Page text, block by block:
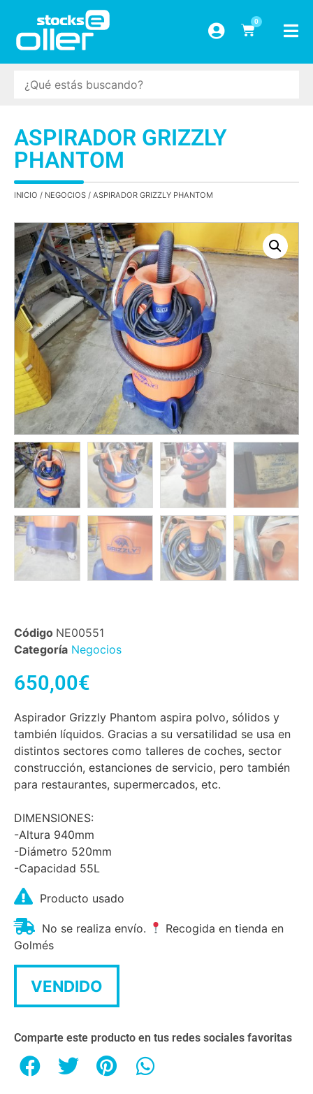
0
ASPIRADOR GRIZZLY
PHANTOM
INICIO / NEGOCIOS / ASPIRADOR GRIZZLY PHANTOM
Código NE00551
Categoría Negocios
650,00€
Aspirador Grizzly Phantom aspira polvo, sólidos y
también líquidos. Gracias a su versatilidad se usa en
distintos sectores como talleres de coches, sector
construcción, estanciones de servicio, pero también
para restaurantes, supermercados, etc.
DIMENSIONES:
-Altura 940mm
-Diámetro 520mm
-Capacidad 55L
Producto usado
No se realiza envío.
Recogida en tienda en
Golmés
VENDIDO
Comparte este producto en tus redes sociales favoritas